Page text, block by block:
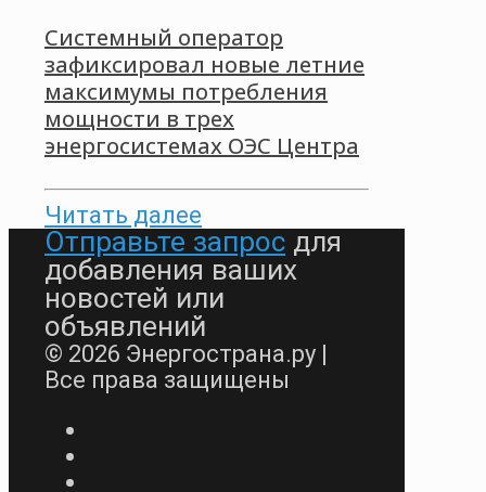
Системный оператор
зафиксировал новые летние
максимумы потребления
мощности в трех
энергосистемах ОЭС Центра
Читать далее
Отправьте запрос для
добавления ваших
новостей или
объявлений
© 2026 Энергострана.ру |
Все права защищены